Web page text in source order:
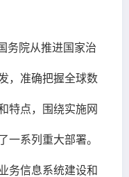
务院从推进国家治
，准确把握全球数
特点，围绕实施网
一系列重大部署。
务信息系统建设和